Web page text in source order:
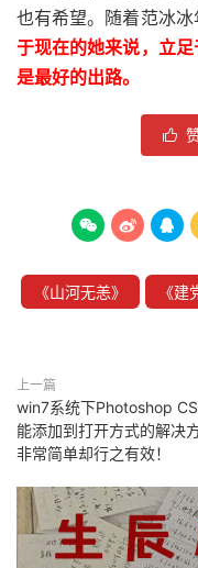
也有希望。随着范冰冰
于现在的她来说，立
是最好的出路。

  
《山河无恙》 《建
上一篇
win7系统下Photoshop
能添加到打开方式的解决方
非常简单却行之有效！